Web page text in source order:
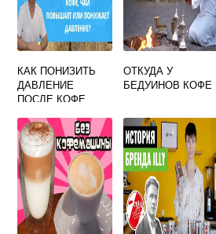
КАК ПОНИЗИТЬ
ДАВЛЕНИЕ
ПОСЛЕ КОФЕ
ОТКУДА У
БЕДУИНОВ КОФЕ